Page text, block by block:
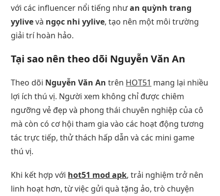
với các influencer nổi tiếng nhưan quỳnh trang
yylivevà ngọc nhi yylive, tạo nên một môi trường
giải trí hoàn hảo.
Tại sao nên theo dõi Nguyễn Văn An
Theo dõi Nguyễn Văn An trên HOT51 mang lại nhiều
lợi ích thú vị. Người xem không chỉ được chiêm
ngưỡng vẻ đẹp và phong thái chuyên nghiệp của cô
mà còn có cơ hội tham gia vào các hoạt động tương
tác trực tiếp, thử thách hấp dẫn và các mini game
thú vị.
Khi kết hợp với hot51 mod apk, trải nghiệm trở nên
linh hoạt hơn, từ việc gửi quà tặng ảo, trò chuyện